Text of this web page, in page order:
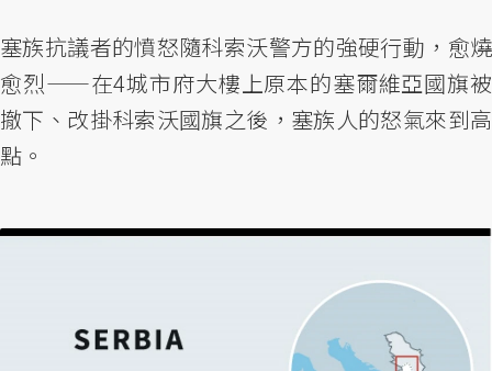
塞族抗議者的憤怒隨科索沃警方的強硬行動，愈燒
愈烈——在4城市府大樓上原本的塞爾維亞國旗被
撤下、改掛科索沃國旗之後，塞族人的怒氣來到高
點。